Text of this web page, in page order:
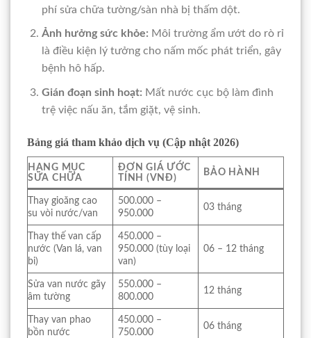
phí sửa chữa tường/sàn nhà bị thấm dột.
Ảnh hưởng sức khỏe: Môi trường ẩm ướt do rò rỉ
là điều kiện lý tưởng cho nấm mốc phát triển, gây
bệnh hô hấp.
Gián đoạn sinh hoạt: Mất nước cục bộ làm đình
trệ việc nấu ăn, tắm giặt, vệ sinh.
Bảng giá tham khảo dịch vụ (Cập nhật 2026)
HẠNG MỤC
SỬA CHỮA
ĐƠN GIÁ ƯỚC
TÍNH (VNĐ)
BẢO HÀNH
Thay gioăng cao
su vòi nước/van
500.000 –
950.000
03 tháng
Thay thế van cấp
nước (Van lá, van
bi)
450.000 –
950.000 (tùy loại
van)
06 – 12 tháng
Sửa van nước gãy
âm tường
550.000 –
800.000
12 tháng
Thay van phao
bồn nước
450.000 –
750.000
06 tháng